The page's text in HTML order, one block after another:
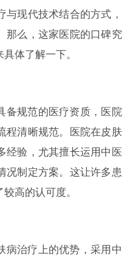
现代技术结合的方式，
那么，这家医院的口碑究
体了解一下。
备规范的医疗资质，医院
程清晰规范。医院在皮肤
经验，尤其擅长运用中医
况制定方案。这让许多患
高的认可度。
病治疗上的优势，采用中